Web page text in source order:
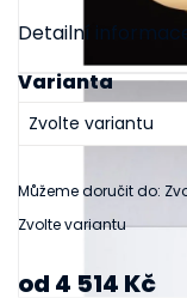
Zvolte variantu
Varianta
Můžeme doručit do:
Detailní
od 4 514 Kč